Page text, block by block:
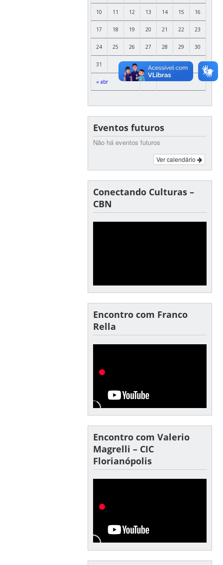
« abr
10 11 12 13 14 15 16
17 18 19 20 21 22 23
24 25 26 27 28 29 30
31
Eventos futuros
Não há eventos futuros
Ver calendário
Conectando Culturas –
CBN
Encontro com Franco
Rella
Encontro com Valerio
Magrelli – CIC
Florianópolis